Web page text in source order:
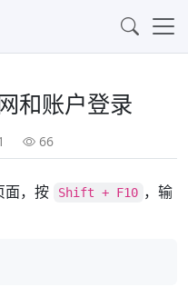
和账户登录
66
面，按 Shift + F10 ，输